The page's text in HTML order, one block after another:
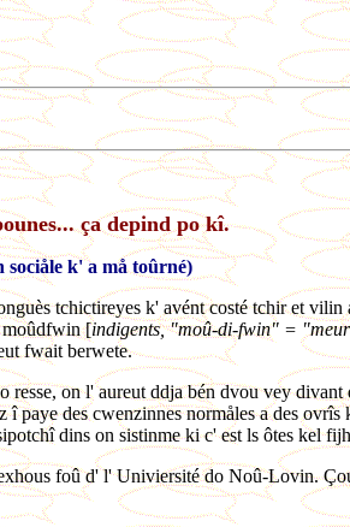
ça depind po kî.
sociåle k' a må toûrné)
tchictireyes k' avént costé tchir et vilin
moûdfwin [indigents, "moû-di-fwin" =
fwait berwete.
on l' aureut ddja bén dvou vey
î paye des cwenzinnes normåles a des
dins on sistinme ki c' est ls ôtes kel
foû d' l' Univiersité do Noû-Lovin.